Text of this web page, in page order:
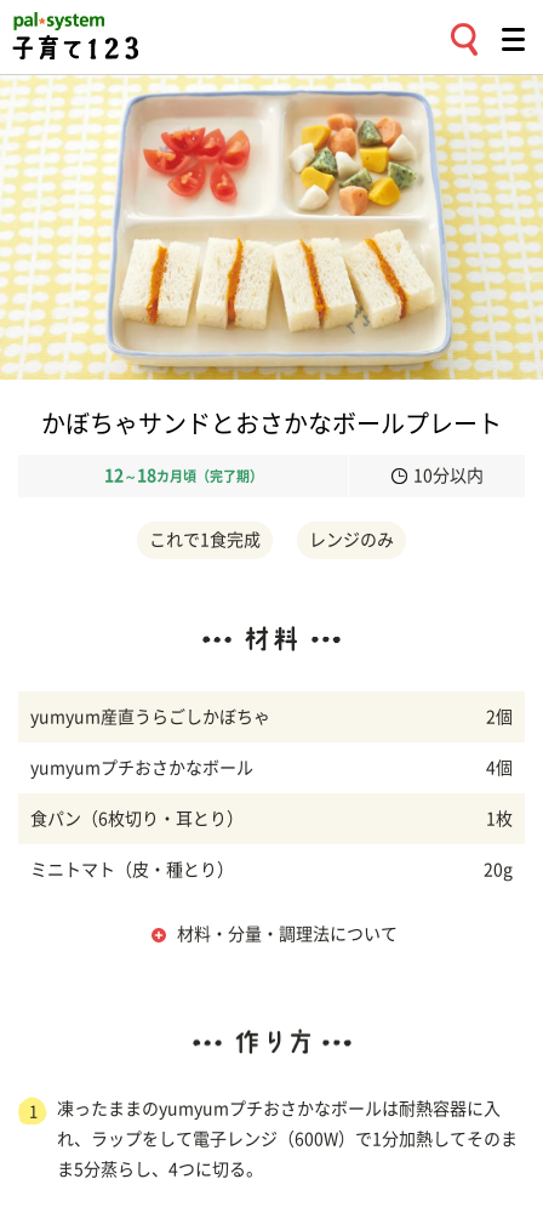
かぼちゃサンドとおさかなボールプレート
12 ～ 18カ月頃（完了期） 10分以内
これで1食完成 レンジのみ
yumyum産直うらごしかぼちゃ 2個
yumyumプチおさかなボール 4個
食パン（6枚切り・耳とり） 1枚
ミニトマト（皮・種とり） 20g
材料・分量・調理法について
1
凍ったままのyumyumプチおさかなボールは耐熱容器に入
れ、ラップをして電子レンジ（600W）で1分加熱してそのま
ま5分蒸らし、4つに切る。